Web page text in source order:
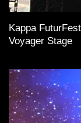
Kappa
Voyager Stage